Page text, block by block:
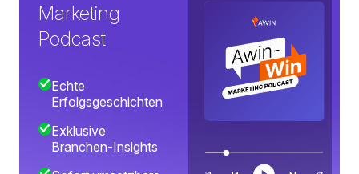
Marketing
Podcast
Echte
Erfolgsgeschichten
Exklusive
Branchen-Insights